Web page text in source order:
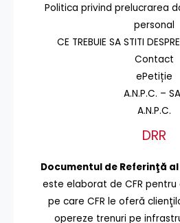
Politica privind prelucrarea
personal
CE TREBUIE SA STITI
Contact
ePetiție
A.N.P.C. –
A.N.P.C.
DRR
Documentul de Referinţă al
este elaborat de CFR pentru
pe care CFR le oferă
opereze trenuri pe